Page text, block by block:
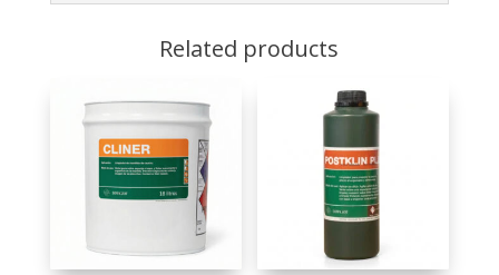
Related products